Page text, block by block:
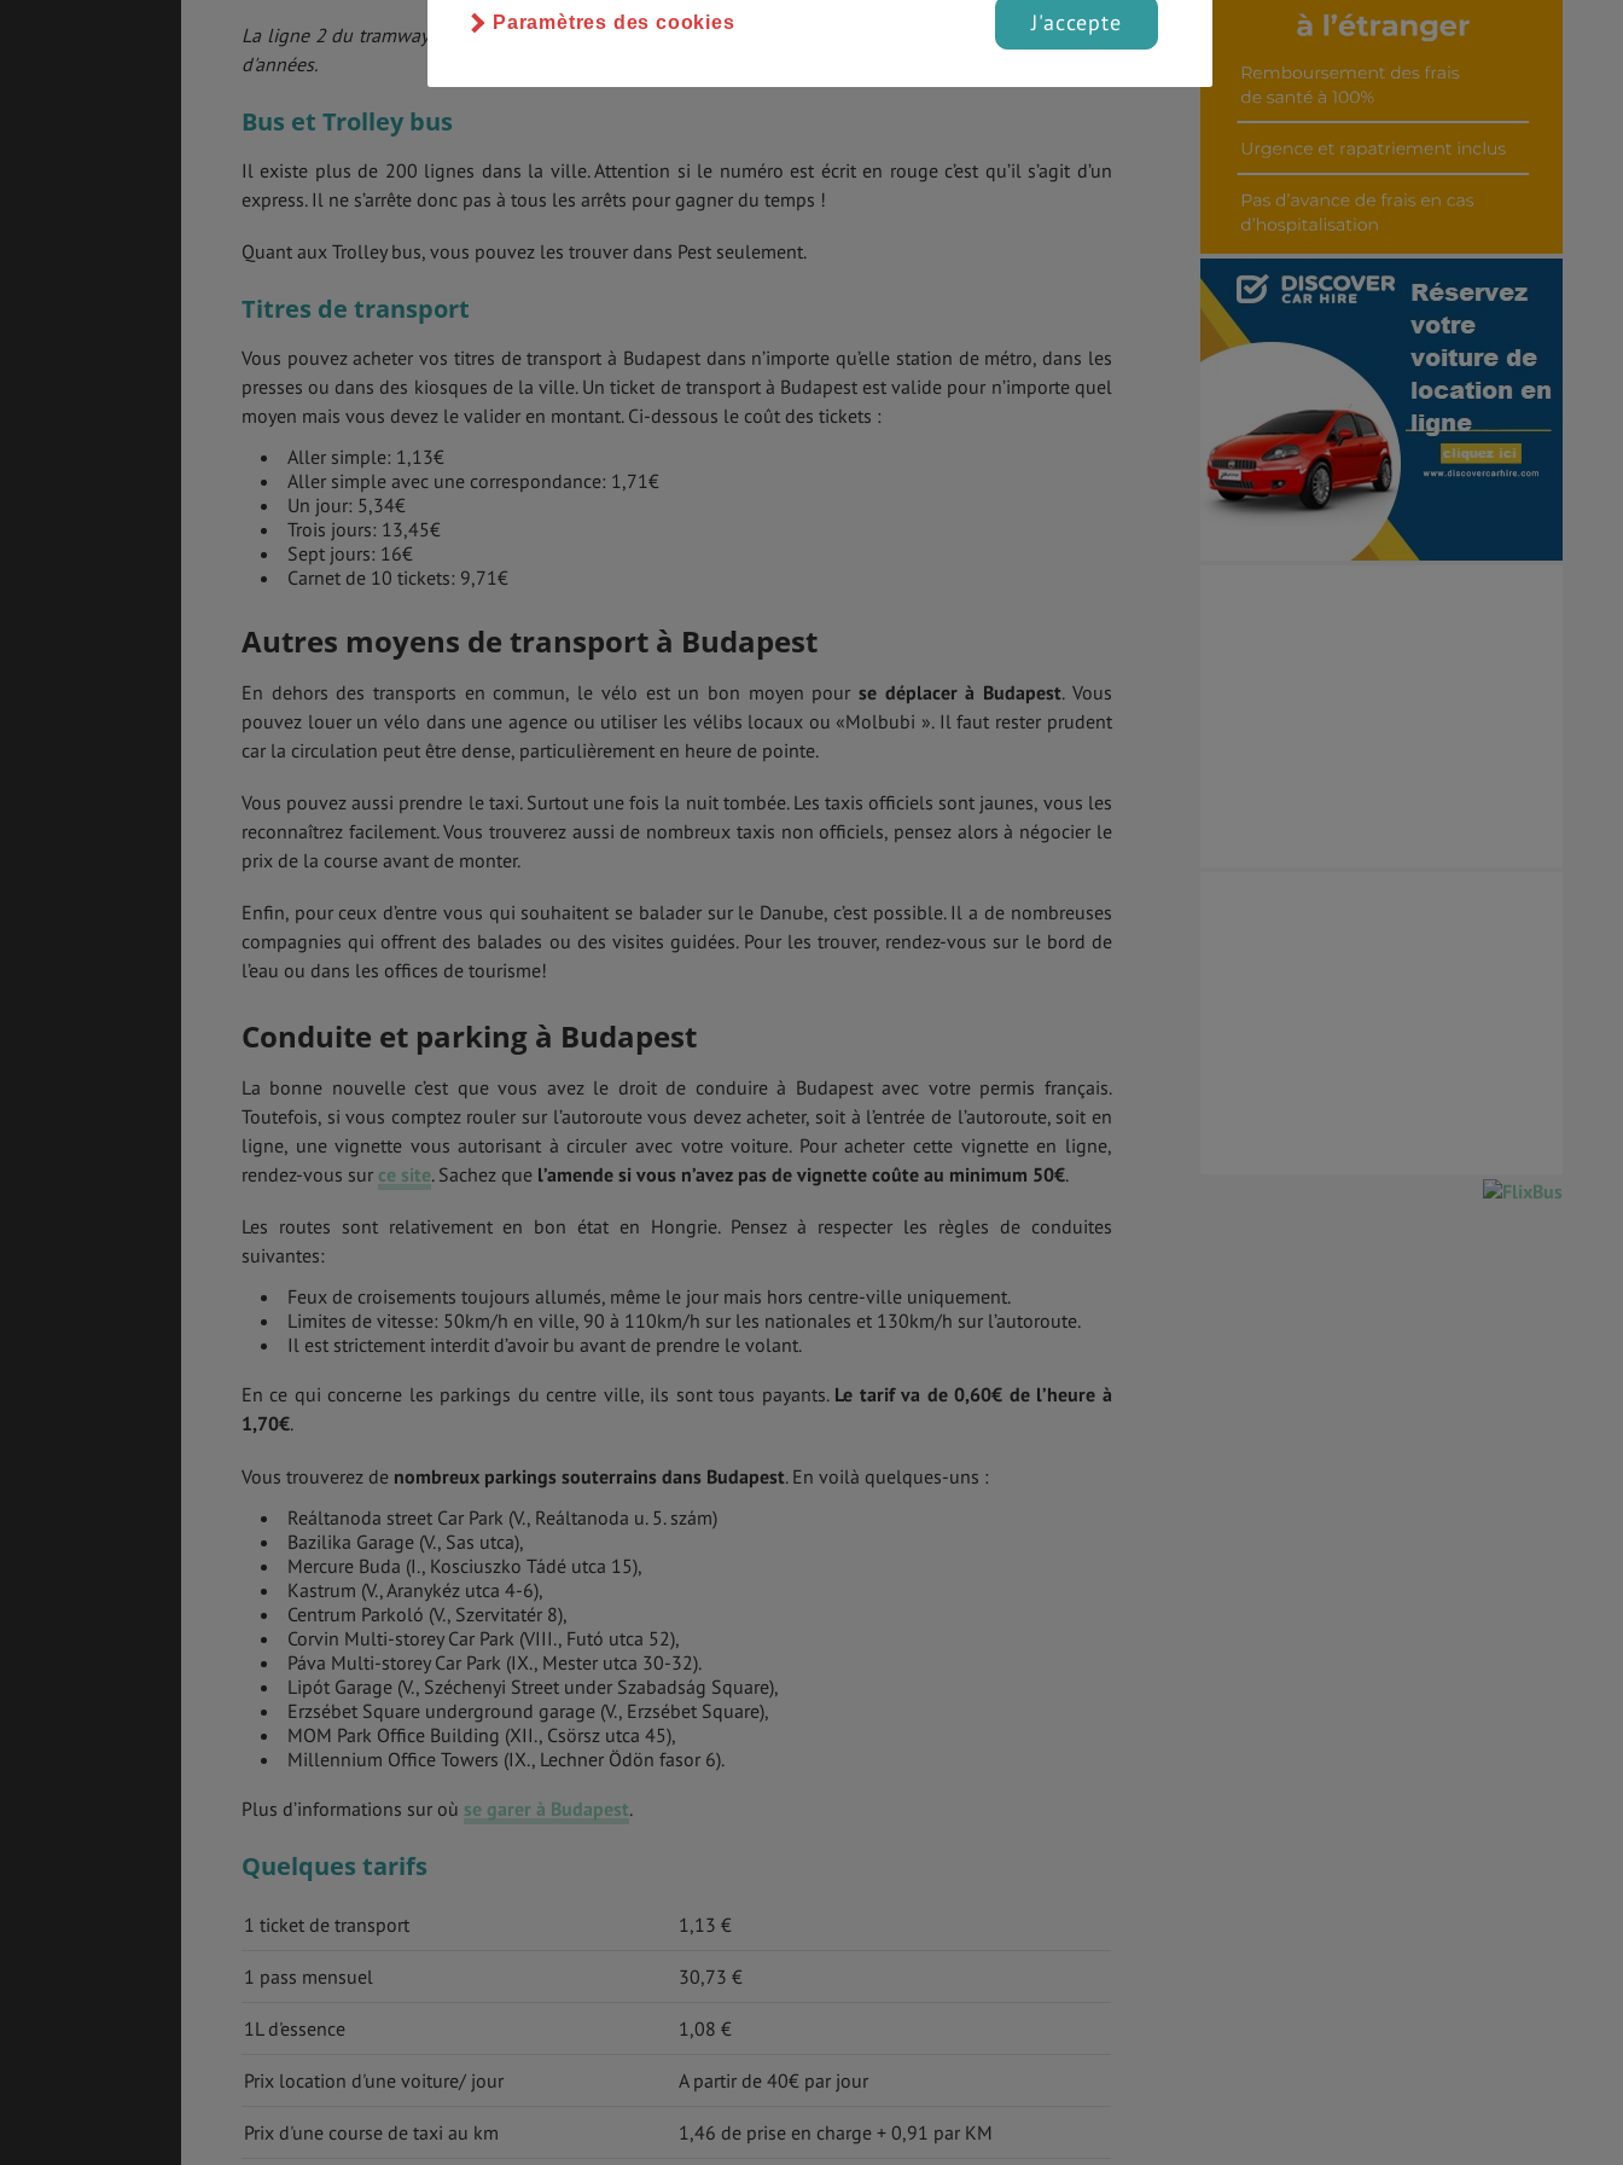
La ligne 2 du tramway de Budapest a même été désignée septième meilleure ligne en Europe, il y a peu
d'années.
Bus et Trolley bus
Il existe plus de 200 lignes dans la ville. Attention si le numéro est écrit en rouge c’est qu’il s’agit d’un
express. Il ne s’arrête donc pas à tous les arrêts pour gagner du temps !
Quant aux Trolley bus, vous pouvez les trouver dans Pest seulement.
Titres de transport
Vous pouvez acheter vos titres de transport à Budapest dans n’importe qu’elle station de métro, dans les
presses ou dans des kiosques de la ville. Un ticket de transport à Budapest est valide pour n’importe quel
moyen mais vous devez le valider en montant. Ci-dessous le coût des tickets :
Aller simple: 1,13€
Aller simple avec une correspondance: 1,71€
Un jour: 5,34€
Trois jours: 13,45€
Sept jours: 16€
Carnet de 10 tickets: 9,71€
Autres moyens de transport à Budapest
En dehors des transports en commun, le vélo est un bon moyen pour se déplacer à Budapest. Vous
pouvez louer un vélo dans une agence ou utiliser les vélibs locaux ou «Molbubi ». Il faut rester prudent
car la circulation peut être dense, particulièrement en heure de pointe.
Vous pouvez aussi prendre le taxi. Surtout une fois la nuit tombée. Les taxis officiels sont jaunes, vous les
reconnaîtrez facilement. Vous trouverez aussi de nombreux taxis non officiels, pensez alors à négocier le
prix de la course avant de monter.
Enfin, pour ceux d’entre vous qui souhaitent se balader sur le Danube, c’est possible. Il a de nombreuses
compagnies qui offrent des balades ou des visites guidées. Pour les trouver, rendez-vous sur le bord de
l’eau ou dans les offices de tourisme!
Conduite et parking à Budapest
La bonne nouvelle c’est que vous avez le droit de conduire à Budapest avec votre permis français.
Toutefois, si vous comptez rouler sur l’autoroute vous devez acheter, soit à l’entrée de l’autoroute, soit en
ligne, une vignette vous autorisant à circuler avec votre voiture. Pour acheter cette vignette en ligne,
rendez-vous sur ce site. Sachez que l’amende si vous n’avez pas de vignette coûte au minimum 50€.
Les routes sont relativement en bon état en Hongrie. Pensez à respecter les règles de conduites
suivantes:
Feux de croisements toujours allumés, même le jour mais hors centre-ville uniquement.
Limites de vitesse: 50km/h en ville, 90 à 110km/h sur les nationales et 130km/h sur l’autoroute.
Il est strictement interdit d’avoir bu avant de prendre le volant.
En ce qui concerne les parkings du centre ville, ils sont tous payants. Le tarif va de 0,60€ de l’heure à
1,70€.
Vous trouverez de nombreux parkings souterrains dans Budapest. En voilà quelques-uns :
Reáltanoda street Car Park (V., Reáltanoda u. 5. szám)
Bazilika Garage (V., Sas utca),
Mercure Buda (I., Kosciuszko Tádé utca 15),
Kastrum (V., Aranykéz utca 4-6),
Centrum Parkoló (V., Szervitatér 8),
Corvin Multi-storey Car Park (VIII., Futó utca 52),
Páva Multi-storey Car Park (IX., Mester utca 30-32).
Lipót Garage (V., Széchenyi Street under Szabadság Square),
Erzsébet Square underground garage (V., Erzsébet Square),
MOM Park Office Building (XII., Csörsz utca 45),
Millennium Office Towers (IX., Lechner Ödön fasor 6).
Plus d’informations sur où se garer à Budapest.
Quelques tarifs
1 ticket de transport 1,13 €
1 pass mensuel 30,73 €
1L d'essence 1,08 €
Prix location d'une voiture/ jour A partir de 40€ par jour
Prix d'une course de taxi au km 1,46 de prise en charge + 0,91 par KM
J'accepte
Paramètres des cookies